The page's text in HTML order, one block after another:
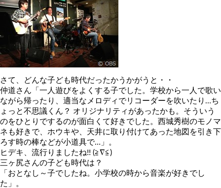
さて、どんな子ども時代だったかうかがうと・・
仲道さん「一人遊びをよくする子でした。学校から一人で歌い
ながら帰ったり、適当なメロディでリコーダーを吹いたり…ち
ょっと不思議くん？ オリジナリティがあったかも。そういう
のをひとりでするのが面白くて好きでした。西城秀樹のモノマ
ネも好きで、ホウキや、天井に取り付けてあった地図を引き下
ろす時の棒などが小道具で…」。
ヒデキ、流行りましたね!! (≧∇≦)
三ヶ尻さんの子ども時代は？
「おとなし～子でしたね。小学校の時から音楽が好きでし
た」。